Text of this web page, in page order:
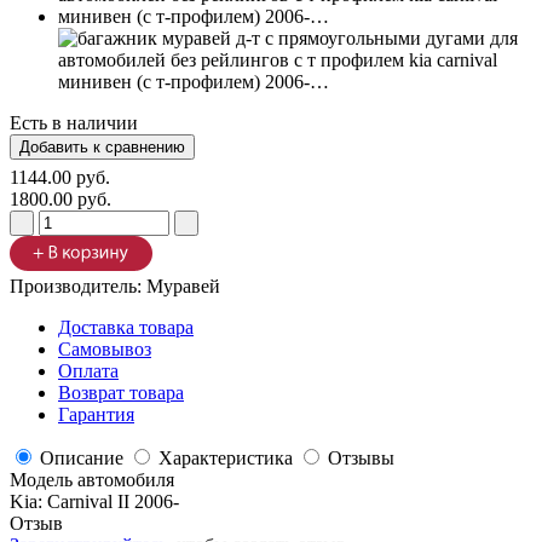
Есть в наличии
1144.00 руб.
1800.00 руб.
Производитель: Муравей
Доставка товара
Самовывоз
Оплата
Возврат товара
Гарантия
Описание Характеристика
Отзывы
Модель автомобиля
Kia: Carnival II 2006-
Отзыв